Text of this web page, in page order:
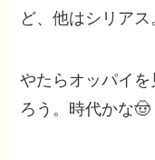
ど、他はシリアス
やたらオッパイ
ろう。時代かな🤠